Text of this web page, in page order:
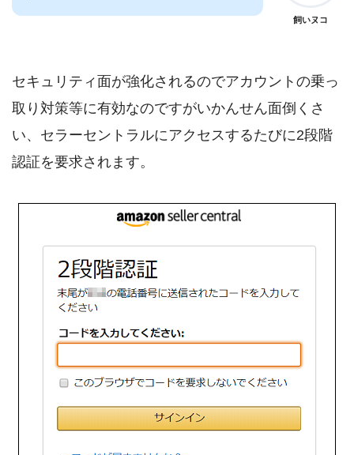
飼いヌコ
セキュリティ面が強化されるのでアカウントの乗っ
取り対策等に有効なのですがいかんせん面倒くさ
い、セラーセントラルにアクセスするたびに2段階
認証を要求されます。